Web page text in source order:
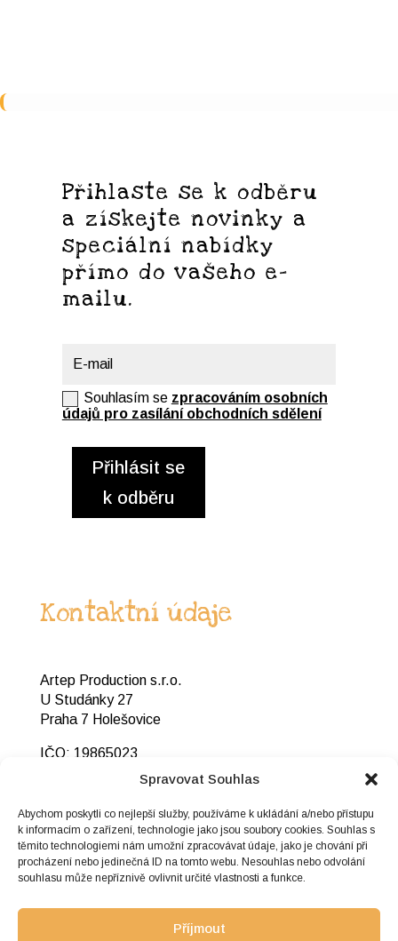
Spravovat Souhlas
Abychom poskytli co nejlepší služby, používáme k ukládání a/nebo přístupu
k informacím o zařízení, technologie jako jsou soubory cookies. Souhlas s
těmito technologiemi nám umožní zpracovávat údaje, jako je chování při
procházení nebo jedinečná ID na tomto webu. Nesouhlas nebo odvolání
souhlasu může nepříznivě ovlivnit určité vlastnosti a funkce.
Příjmout
Přihlaste se k odběru
a získejte novinky a
speciální nabídky
přímo do vašeho e-
mailu.
Souhlasím se zpracováním osobních
údajů pro zasílání obchodních sdělení
Přihlásit se
k odběru
Kontaktní údaje
Artep Production s.r.o.
U Studánky 27
Praha 7 Holešovice
IČO: 19865023
DIČ: CZ19865023
+420 725 312 120
info@pecivalecek.cz
Důležité odkazy